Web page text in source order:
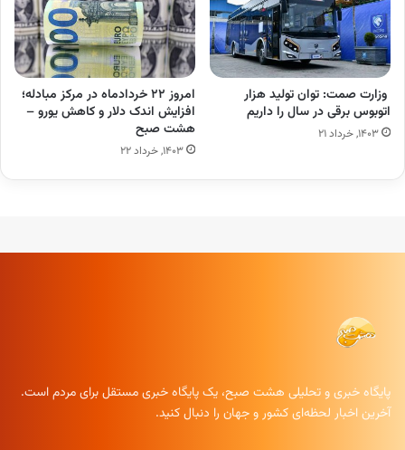
وزارت صمت: توان تولید هزار
اتوبوس برقی در سال را داریم
۱۴۰۳, خرداد ۲۱
امروز ۲۲ خردادماه در مرکز مبادله؛
افزایش اندک دلار و کاهش یورو –
هشت صبح
۱۴۰۳, خرداد ۲۲
پایگاه خبری و تحلیلی هشت صبح، یک پایگاه خبری مستقل برای مردم است.
آخرین اخبار لحظه‌ای کشور و جهان را دنبال کنید.